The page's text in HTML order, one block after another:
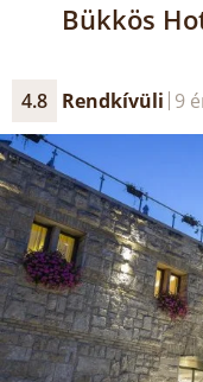
Bükkös
4.8 Rendkívüli 9